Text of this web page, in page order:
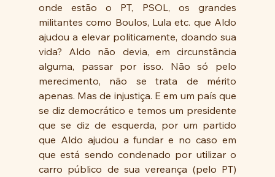
onde estão o PT, PSOL, os grandes
militantes como Boulos, Lula etc. que Aldo
ajudou a elevar politicamente, doando sua
vida? Aldo não devia, em circunstância
alguma, passar por isso. Não só pelo
merecimento, não se trata de mérito
apenas. Mas de injustiça. E em um país que
se diz democrático e temos um presidente
que se diz de esquerda, por um partido
que Aldo ajudou a fundar e no caso em
que está sendo condenado por utilizar o
carro público de sua vereança (pelo PT)